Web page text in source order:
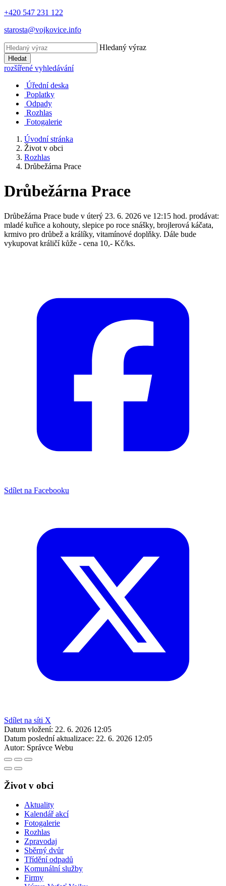
+420 547 231 122
starosta@vojkovice.info
Hledaný výraz
Hledat
rozšířené vyhledávání
Úřední deska
Poplatky
Odpady
Rozhlas
Fotogalerie
Úvodní stránka
Život v obci
Rozhlas
Drůbežárna Prace
Drůbežárna Prace
Drůbežárna Prace bude v úterý 23. 6. 2026 ve 12:15 hod. prodávat:
mladé kuřice a kohouty, slepice po roce snášky, brojlerová káčata,
krmivo pro drůbež a králíky, vitamínové doplňky. Dále bude
vykupovat králičí kůže - cena 10,- Kč/ks.
Sdílet na Facebooku
Sdílet na síti X
Datum vložení: 22. 6. 2026 12:05
Datum poslední aktualizace: 22. 6. 2026 12:05
Autor: Správce Webu
Život v obci
Aktuality
Kalendář akcí
Fotogalerie
Rozhlas
Zpravodaj
Sběrný dvůr
Třídění odpadů
Komunální služby
Firmy